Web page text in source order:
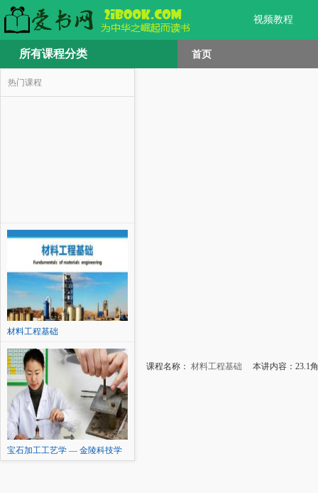
视频教程
所有课程分类 首页
热门课程
材料工程基础
宝石加工工艺学 — 金陵科技学
课程名称： 材料工程基础 本讲内容：23.1